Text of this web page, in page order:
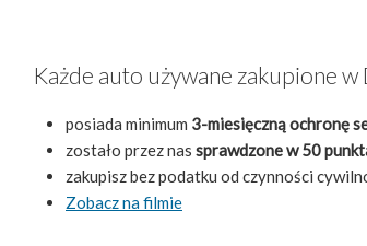
Każde auto używane zakupione w
posiada minimum 3-miesięczną ochronę
zostało przez nas sprawdzone w 50
zakupisz bez podatku od czynności
Zobacz na filmie